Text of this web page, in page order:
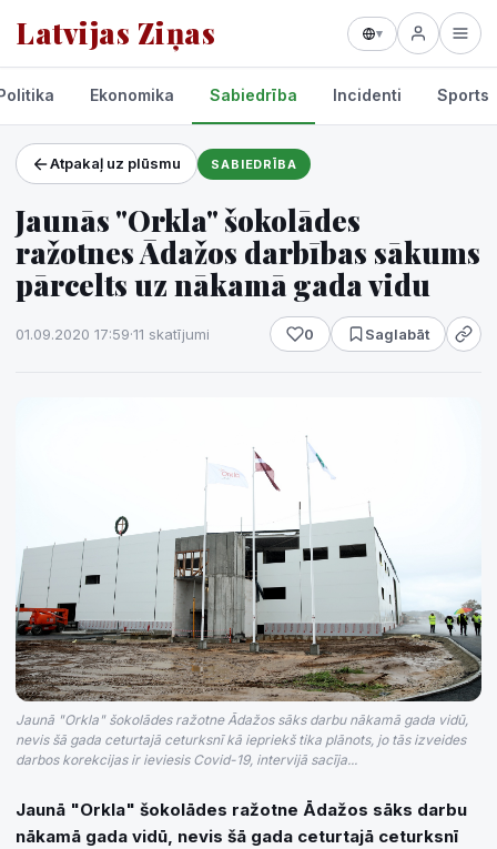
Latvijas Ziņas ▾
Projekti un pakalpojumi
Laikapstākļi
Ekonomika Sabiedrība Incidenti Sports
Atpakaļ uz plūsmu SABIEDRĪBA
Jaunās "Orkla" šokolādes
ražotnes Ādažos darbības sākums
pārcelts uz nākamā gada vidu
01.09.2020 17:59·11 skatījumi 0 Saglabāt
Jaunā "Orkla" šokolādes ražotne Ādažos sāks darbu nākamā gada vidū,
nevis šā gada ceturtajā ceturksnī kā iepriekš tika plānots, jo tās izveides
darbos korekcijas ir ieviesis Covid-19, intervijā sacīja...
Jaunā "Orkla" šokolādes ražotne Ādažos sāks darbu
nākamā gada vidū, nevis šā gada ceturtajā ceturksnī